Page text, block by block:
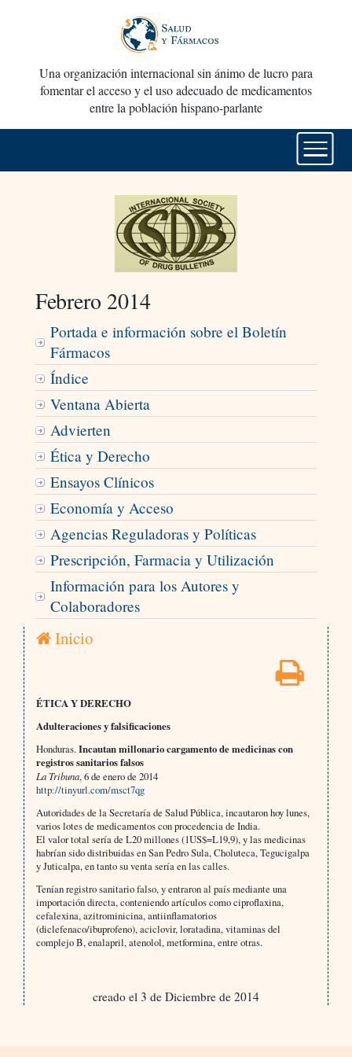
Una organización internacional sin ánimo de lucro para
fomentar el acceso y el uso adecuado de medicamentos
entre la población hispano-parlante
Febrero 2014
Portada e información sobre el Boletín
Fármacos
Índice
Ventana Abierta
Advierten
Ética y Derecho
Ensayos Clínicos
Economía y Acceso
Agencias Reguladoras y Políticas
Prescripción, Farmacia y Utilización
Información para los Autores y
Colaboradores
Inicio
ÉTICA Y DERECHO
Adulteraciones y falsificaciones
Honduras.Incautan millonario cargamento de medicinas con
registros sanitarios falsos
La Tribuna, 6 de enero de 2014
http://tinyurl.com/msct7qg
Autoridades de la Secretaría de Salud Pública, incautaron hoy lunes,
varios lotes de medicamentos con procedencia de India.
El valor total sería de L20 millones (1US$=L19,9), y las medicinas
habrían sido distribuidas en San Pedro Sula, Choluteca, Tegucigalpa
y Juticalpa, en tanto su venta sería en las calles.
Tenían registro sanitario falso, y entraron al país mediante una
importación directa, conteniendo artículos como ciproflaxina,
cefalexina, azitrominicina, antiinflamatorios
(diclefenaco/ibuprofeno), aciclovir, loratadina, vitaminas del
complejo B, enalapril, atenolol, metformina, entre otras.
creado el 3 de Diciembre de 2014